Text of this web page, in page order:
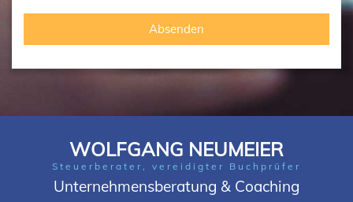
Absenden
WOLFGANG NEUMEIER
Steuerberater, vereidigter Buchprüfer
Unternehmensberatung & Coaching